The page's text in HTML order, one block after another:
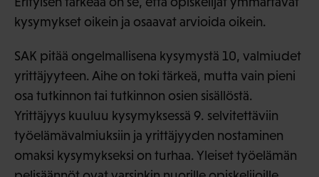
kysymykset oikein ja osaavat arvioida oikein.
SAK pitää ongelmallisena kysymystä 10, valmiudet
yrittäjyyteen. Aihe on toki tärkeä, mutta vain pieni
osa tutkinnon tai tutkinnon osien sisällöstä.
Yrittäjyys kuuluu kysymyksessä 9. selvitettäviin
työelämävalmiuksiin ja yrittäjyyden nostaminen
omaksi kysymykseksi on turhaa. Yleiset työelämän